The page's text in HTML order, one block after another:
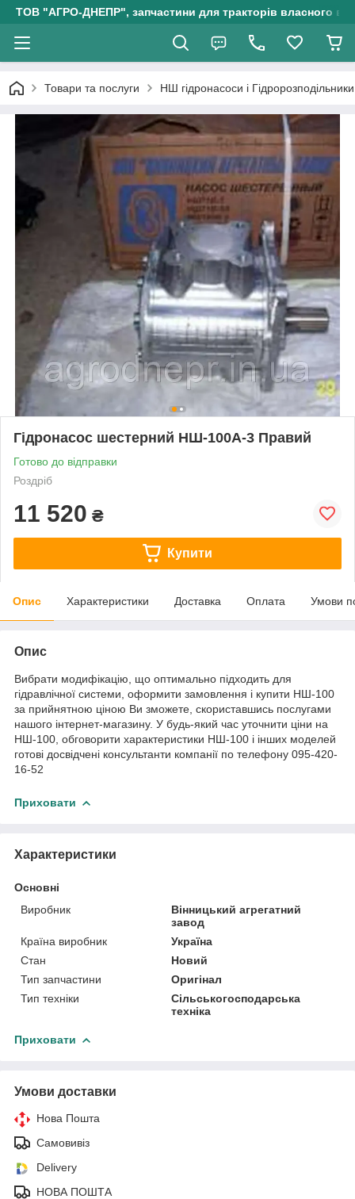
ТОВ "АГРО-ДНЕПР", запчастини для тракторів власного
Товари та послуги НШ гідронасоси і Гідророзподільники
Гідронасос шестерний НШ-100А-3 Правий
Готово до відправки
Роздріб
11 520 ₴
Купити
Опис Характеристики Доставка Оплата Умови
Опис
Вибрати модифікацію, що оптимально підходить для
гідравлічної системи, оформити замовлення і купити НШ-100
за прийнятною ціною Ви зможете, скориставшись послугами
нашого інтернет-магазину. У будь-який час уточнити ціни на
НШ-100, обговорити характеристики НШ-100 і інших моделей
готові досвідчені консультанти компанії по телефону 095-420-
16-52
Приховати
Характеристики
Основні
Виробник
Вінницький агрегатний
завод
Країна виробник
Україна
Стан
Новий
Тип запчастини
Оригінал
Тип техніки
Сільськогосподарська
техніка
Приховати
Умови доставки
Нова Пошта
Самовивіз
Delivery
НОВА ПОШТА